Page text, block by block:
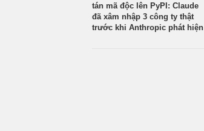
tán mã độc lên PyPI: Claude
đã xâm nhập 3 công ty thật
trước khi Anthropic phát hiện